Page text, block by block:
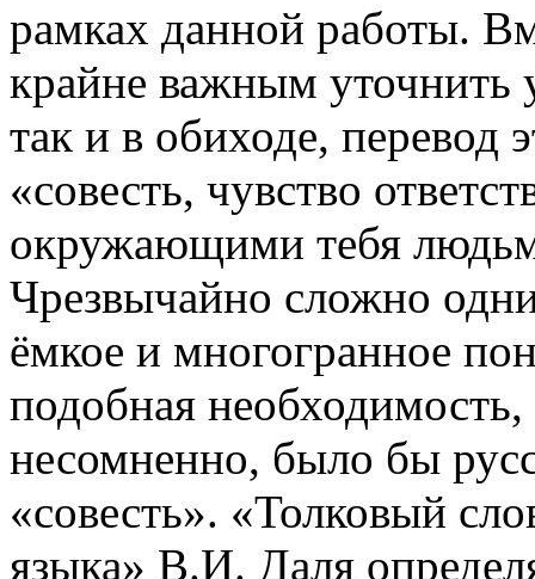
рамках данной работы.
крайне важным уточнить
так и в обиходе, перевод
«совесть, чувство
окружающими тебя
Чрезвычайно сложно
ёмкое и многогранное
подобная
несомненно, было бы
«совесть». «Толковый
языка» В.И. Даля